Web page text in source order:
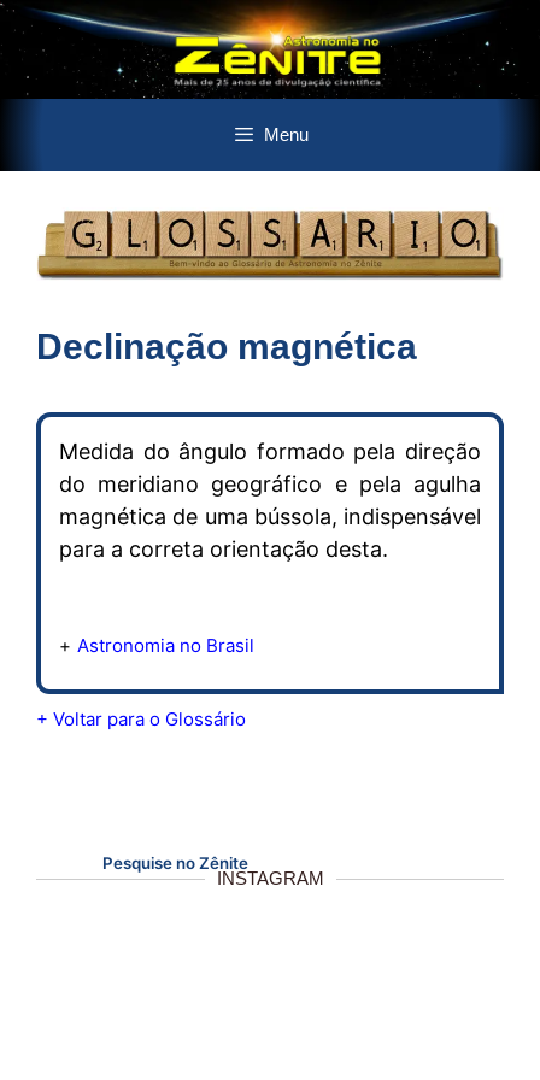
o
conteúdo
Menu
Declinação magnética
Medida do ângulo formado pela direção
do meridiano geográfico e pela agulha
magnética de uma bússola, indispensável
para a correta orientação desta.
Astronomia no Brasil
+ Voltar para o Glossário
Pesquise no Zênite
INSTAGRAM